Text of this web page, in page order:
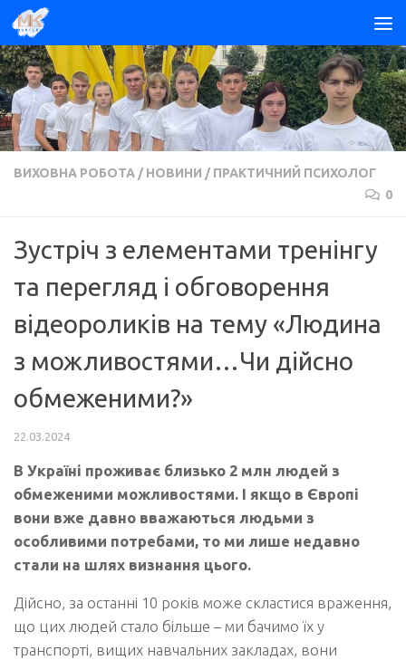
Skip to content
ВИХОВНА РОБОТА / НОВИНИ / ПРАКТИЧНИЙ ПСИХОЛОГ
0
Зустріч з елементами тренінгу
та перегляд і обговорення
відеороликів на тему «Людина
з можливостями…Чи дійсно
обмеженими?»
22.03.2024
В Україні проживає близько 2 млн людей з
обмеженими можливостями. І якщо в Європі
вони вже давно вважаються людьми з
особливими потребами, то ми лише недавно
стали на шлях визнання цього.
Дійсно, за останні 10 років може скластися враження,
що цих людей стало більше – ми бачимо їх у
транспорті, вищих навчальних закладах, вони